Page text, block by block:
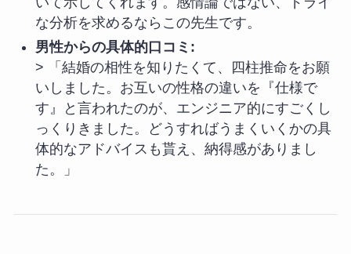
な分析を求めるならこの先生です。
男性からの具体的口コミ:
> 「結婚の相性を知りたくて、四柱推命をお願
いしました。お互いの性格の違いを『仕様で
す』と言われたのが、エンジニア的にすごくし
っくりきました。どうすればうまくいくかの具
体的なアドバイスも貰え、納得感がありまし
た。」